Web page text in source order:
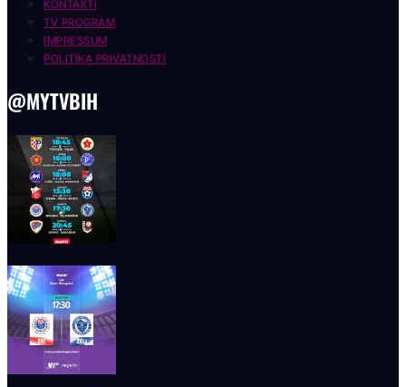
KONTAKTI
TV PROGRAM
IMPRESSUM
POLITIKA PRIVATNOSTI
@MYTVBIH